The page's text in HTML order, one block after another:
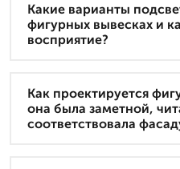
Какие варианты
фигурных вывесках и
восприятие?
Как проектируется
она была заметной,
соответствовала